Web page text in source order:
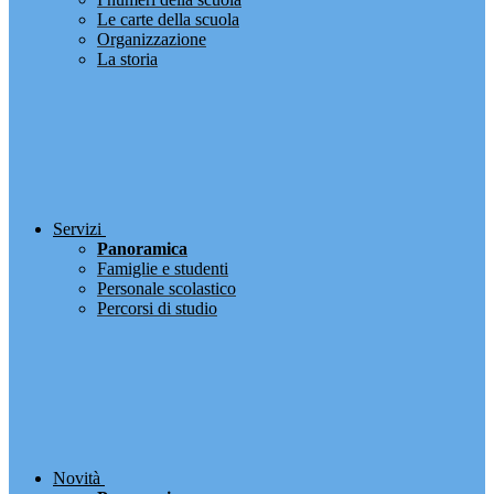
Le carte della scuola
Organizzazione
La storia
Servizi
Panoramica
Famiglie e studenti
Personale scolastico
Percorsi di studio
Novità